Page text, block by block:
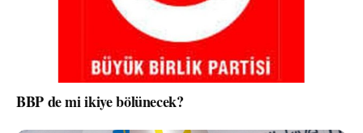
BBP de mi ikiye bölünecek?